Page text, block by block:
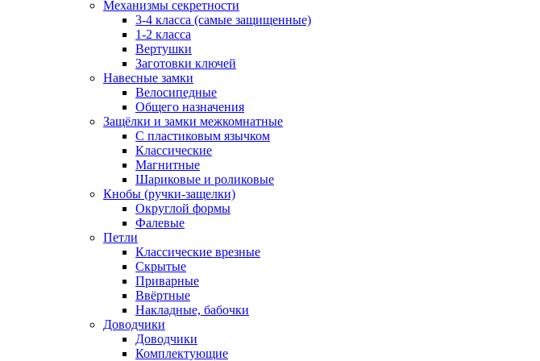
Механизмы секретности
3-4 класса (самые защищенные)
1-2 класса
Вертушки
Заготовки ключей
Навесные замки
Велосипедные
Общего назначения
Защёлки и замки межкомнатные
С пластиковым язычком
Классические
Магнитные
Шариковые и роликовые
Кнобы (ручки-защелки)
Округлой формы
Фалевые
Петли
Классические врезные
Скрытые
Приварные
Ввёртные
Накладные, бабочки
Доводчики
Доводчики
Комплектующие